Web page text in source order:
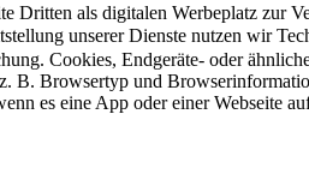
als digitalen Werbeplatz zur
unserer Dienste nutzen wir
Cookies, Endgeräte- oder
Browsertyp und
es eine App oder einer Webseite